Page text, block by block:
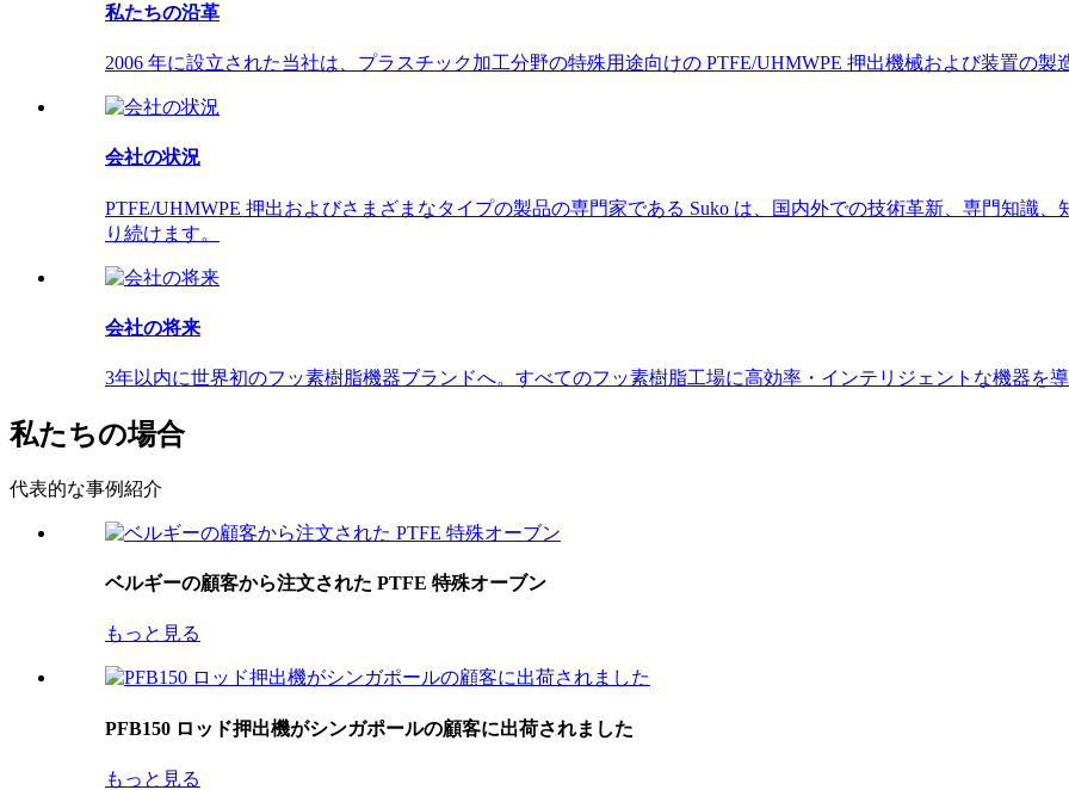
私たちの沿革
2006 年に設立された当社は、プラスチック加工分野の特殊用途向けの PTFE/UHMWPE 押出機械および装置の製
会社の状況
PTFE/UHMWPE 押出およびさまざまなタイプの製品の専門家である Suko は、国内外での技術革新、専門知識
り続けます。
会社の将来
3年以内に世界初のフッ素樹脂機器ブランドへ。すべてのフッ素樹脂工場に高効率・インテリジェントな機器を
私たちの場合
代表的な事例紹介
ベルギーの顧客から注文された PTFE 特殊オーブン
もっと見る
PFB150 ロッド押出機がシンガポールの顧客に出荷されました
もっと見る